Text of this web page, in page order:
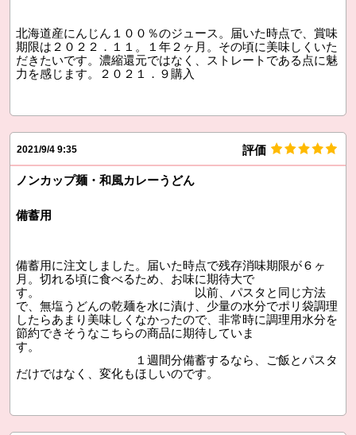
北海道産にんじん１００％のジュース。届いた時点で、賞味
期限は２０２２．１１。１年２ヶ月。その頃に美味しくいた
だきたいです。濃縮還元ではなく、ストレートである点に魅
力を感じます。２０２１．９購入
2021/9/4 9:35 評価
ノンカップ麺・和風カレーうどん
備蓄用
備蓄用に注文しました。届いた時点で残存消味期限が６ヶ
月。切れる頃に食べるため、お味に期待大で
す。 以前、パスタと同じ方法
で、無塩うどんの乾麺を水に漬け、少量の水分でポリ袋調理
したらあまり美味しくなかったので、非常時に調理用水分を
節約できそうなこちらの商品に期待していま
す。
１週間分備蓄するなら、ご飯とパスタ
だけではなく、変化もほしいのです。